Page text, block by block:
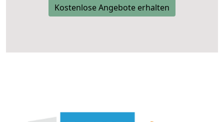
Kostenlose Angebote erhalten